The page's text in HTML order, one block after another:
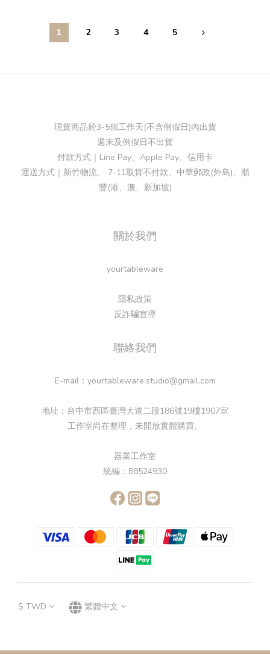
1 2 3 4 5
現貨商品於3-5個工作天(不含例假日)內出貨
週末及例假日不出貨
付款方式｜Line Pay、Apple Pay、信用卡
運送方式｜新竹物流、 7-11取貨不付款、中華郵政(外島)、順
豐(港、澳、新加坡)
關於我們
yourtableware
隱私政策
反詐騙宣導
聯絡我們
E-mail：yourtableware.studio@gmail.com
地址：台中市西區臺灣大道二段186號19樓1907室
工作室尚在整理，未開放實體購買。
器業工作室
統編：88524930
$ TWD 繁體中文